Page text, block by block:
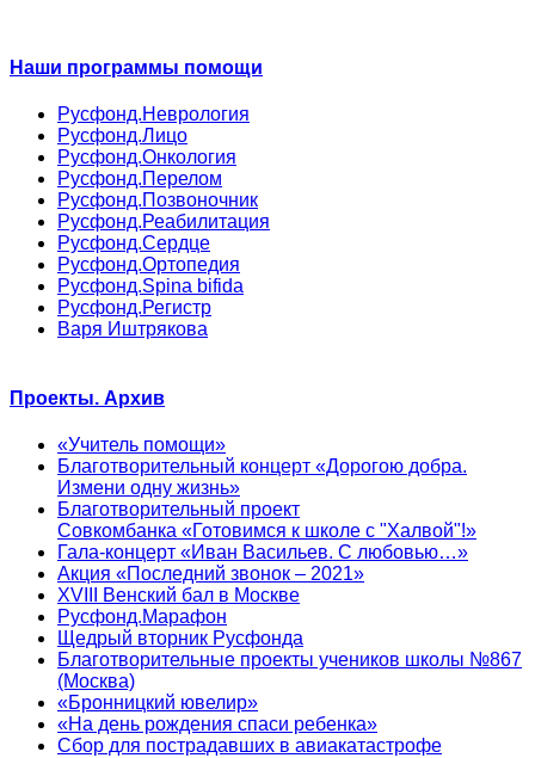
Наши программы помощи
Русфонд.Неврология
Русфонд.Лицо
Русфонд.Онкология
Русфонд.Перелом
Русфонд.Позвоночник
Русфонд.Реабилитация
Русфонд.Сердце
Русфонд.Ортопедия
Русфонд.Spina bifida
Русфонд.Регистр
Варя Иштрякова
Проекты. Архив
«Учитель помощи»
Благотворительный концерт «Дорогою добра.
Измени одну жизнь»
Благотворительный проект
Совкомбанка «Готовимся к школе с "Халвой"!»
Гала-концерт «Иван Васильев. С любовью…»
Акция «Последний звонок – 2021»
XVIII Венский бал в Москве
Русфонд.Марафон
Щедрый вторник Русфонда
Благотворительные проекты учеников школы №867
(Москва)
«Бронницкий ювелир»
«На день рождения спаси ребенка»
Сбор для пострадавших в авиакатастрофе